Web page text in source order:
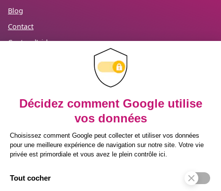
Blog
Contact
Centre d’aide
Recevez notre newsletter
Inscrivez-vous à notre newsletter pour
prendre une longueur d’avance sur vos
enjeux RH.
bonnes pratiques directement par email.